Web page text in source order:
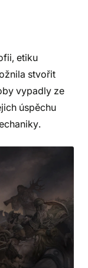
etiku
stvořit
vypadly ze
úspěchu